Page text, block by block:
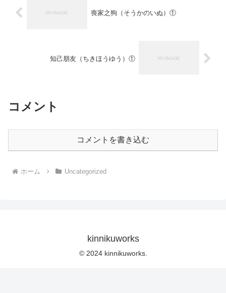
喪家之狗（そうかのいぬ）①
知己朋友（ちきほうゆう）①
コメント
コメントを書き込む
ホーム Uncategorized
kinnikuworks
© 2024 kinnikuworks.